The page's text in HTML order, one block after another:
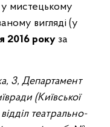
у мистецькому
вигляді (у
2016 року за
3, Департамент
(Київської
театрально-